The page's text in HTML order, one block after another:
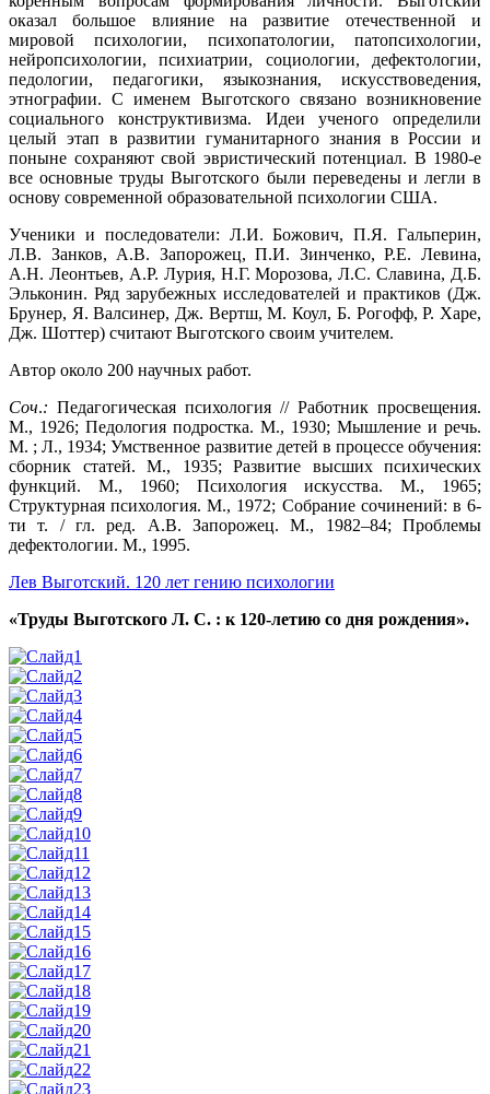
оказал большое влияние на развитие отечественной и
мировой психологии, психопатологии, патопсихологии,
нейропсихологии, психиатрии, социологии, дефектологии,
педологии, педагогики, языкознания, искусствоведения,
этнографии. С именем Выготского связано возникновение
социального конструктивизма. Идеи ученого определили
целый этап в развитии гуманитарного знания в России и
поныне сохраняют свой эвристический потенциал. В 1980-е
все основные труды Выготского были переведены и легли в
основу современной образовательной психологии США.
Ученики и последователи: Л.И. Божович, П.Я. Гальперин,
Л.В. Занков, А.В. Запорожец, П.И. Зинченко, Р.Е. Левина,
А.Н. Леонтьев, А.Р. Лурия, Н.Г. Морозова, Л.С. Славина, Д.Б.
Эльконин. Ряд зарубежных исследователей и практиков (Дж.
Брунер, Я. Валсинер, Дж. Вертш, М. Коул, Б. Рогофф, Р. Харе,
Дж. Шоттер) считают Выготского своим учителем.
Автор около 200 научных работ.
Соч.: Педагогическая психология // Работник просвещения.
М., 1926; Педология подростка. М., 1930; Мышление и речь.
М. ; Л., 1934; Умственное развитие детей в процессе обучения:
сборник статей. М., 1935; Развитие высших психических
функций. М., 1960; Психология искусства. М., 1965;
Структурная психология. М., 1972; Собрание сочинений: в 6-
ти т. / гл. ред. А.В. Запорожец. М., 1982–84; Проблемы
дефектологии. М., 1995.
Лев Выготский. 120 лет гению психологии
«Труды Выготского Л. С. : к 120-летию со дня рождения».